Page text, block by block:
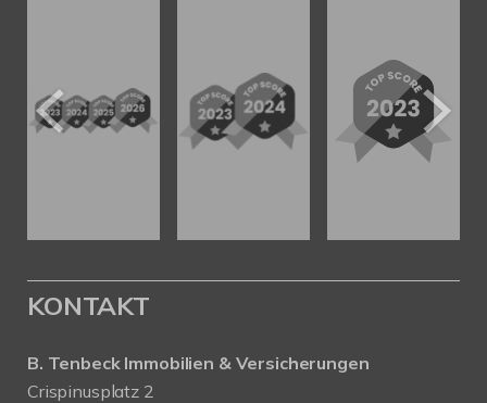
KONTAKT
B. Tenbeck Immobilien & Versicherungen
Crispinusplatz 2